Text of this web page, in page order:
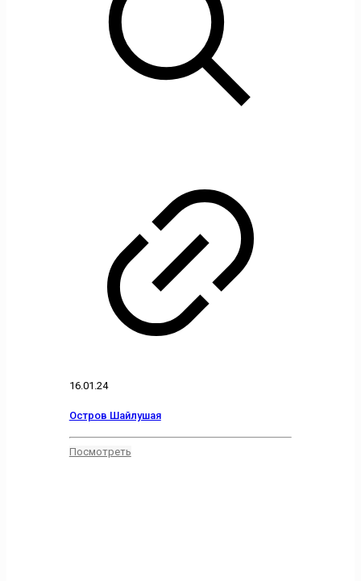
16.01.24
Остров Шайлушая
Посмотреть